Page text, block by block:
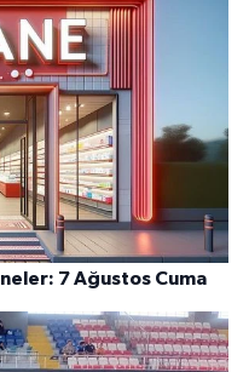
7 Ağustos Cuma